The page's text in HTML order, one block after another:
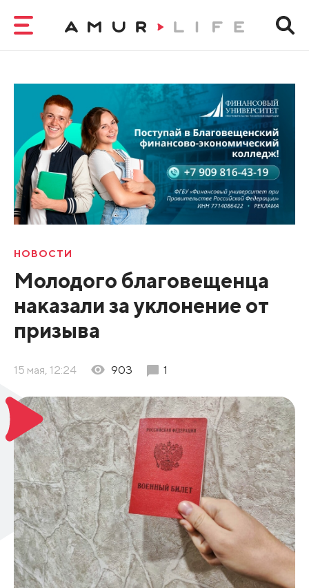
НОВОСТИ
Молодого благовещенца
наказали за уклонение от
призыва
15 мая, 12:24 903 1